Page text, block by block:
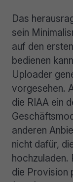
Das
sein
auf den
bedienen
Uploader
vorgesehen.
die RIAA ein
anderen
nicht dafür,
hochzuladen.
die Provision